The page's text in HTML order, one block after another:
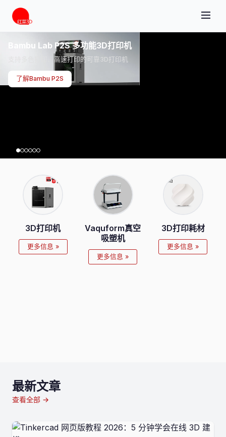
Bambu Lab P2S 多功能3D打印机
支持多色打印、高速打印的可靠3D打印机
了解Bambu P2S
3D打印机
更多信息 »
Vaquform真空
吸塑机
更多信息 »
3D打印耗材
更多信息 »
最新文章
查看全部 →